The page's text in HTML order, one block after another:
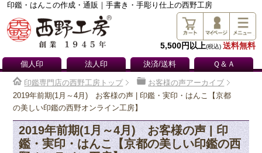
印鑑・はんこの作成・通販｜手書き・手彫り仕上の西野工房
5,500円以上(税込) 送料無料
個人印 法人印 決済/送料 Ｑ＆Ａ
印鑑専門店の西野工房トップ
お客様の声アーカイブ
2019年前期(1月～4月) お客様の声 | 印鑑・実印・はんこ【京都
の美しい印鑑の西野オンライン工房】
2019年前期(1月～4月) お客様の声 | 印
鑑・実印・はんこ【京都の美しい印鑑の西